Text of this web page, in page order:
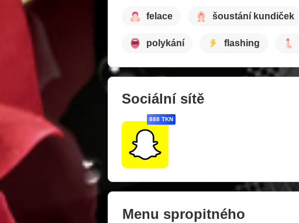
felace šoustání kundiček
polykání flashing
Sociální sítě
888 TKN
Menu spropitného